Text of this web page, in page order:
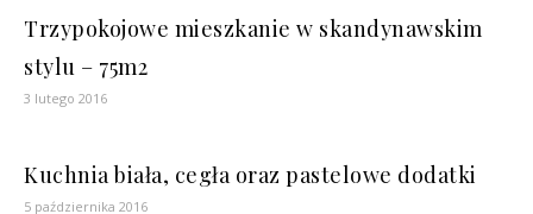
Trzypokojowe mieszkanie w skandynawskim
stylu – 75m2
3 lutego 2016
Kuchnia biała, cegła oraz pastelowe dodatki
5 października 2016